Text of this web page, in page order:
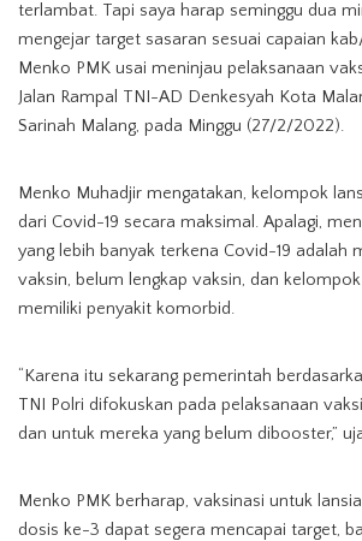
terlambat. Tapi saya harap seminggu dua
mengejar target sasaran sesuai capaian
Menko PMK usai meninjau pelaksanaan
Jalan Rampal TNI-AD Denkesyah Kota
Sarinah Malang, pada Minggu (27/2/2022).
Menko Muhadjir mengatakan, kelompok
dari Covid-19 secara maksimal. Apalagi,
yang lebih banyak terkena Covid-19 adalah
vaksin, belum lengkap vaksin, dan
memiliki penyakit komorbid.
“Karena itu sekarang pemerintah
TNI Polri difokuskan pada pelaksanaan
dan untuk mereka yang belum dibooster,”
Menko PMK berharap, vaksinasi untuk
dosis ke-3 dapat segera mencapai target,